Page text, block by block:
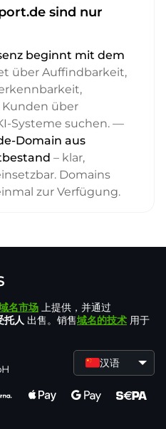
sind nur
beginnt mit dem
über Auffindbarkeit,
über
Systeme suchen. —
Domain aus
– klar,
Domains
zur Verfügung.
名市场 上提供，并通过
托人 出售。销售域名的技术 用于
汉语